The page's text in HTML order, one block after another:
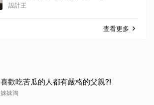
設計王
查看更多
喜歡吃苦瓜的人都有嚴格的父親?!
姊妹淘